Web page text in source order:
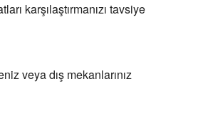
karşılaştırmanızı tavsiye
veya dış mekanlarınız